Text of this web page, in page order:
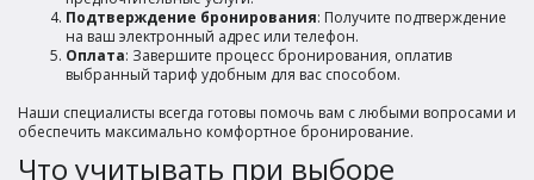
Подтверждение бронирования: Получите подтверждение
на ваш электронный адрес или телефон.
Оплата: Завершите процесс бронирования, оплатив
выбранный тариф удобным для вас способом.
Наши специалисты всегда готовы помочь вам с любыми вопросами и
обеспечить максимально комфортное бронирование.
Что учитывать при выборе